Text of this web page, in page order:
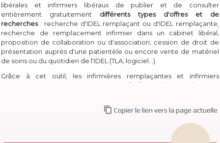
libérales et infirmiers libéraux de publier et de consulter
entièrement gratuitement différents types d'offres et de
recherches: recherche d'IDEL remplaçant ou d'IDEL remplaçante,
recherche de remplacement infirmier dans un cabinet libéral,
proposition de collaboration ou d'association, cession de droit de
présentation auprès d'une patientèle ou encore vente de matériel
de soins ou du quotidien de l'IDEL (TLA, logiciel...)
Grâce à cet outil, les infirmières remplaçantes et infirmiers
consulter les annonces de recherche
remplaçante et d'infirmier libéral remplaçant déjà publiées.
De même, des infirmières ou infirmiers titulaires peuvent aisément
recherche de collaborateur ou de collaboratrice
, ou
 Copier le lien vers la page actuelle